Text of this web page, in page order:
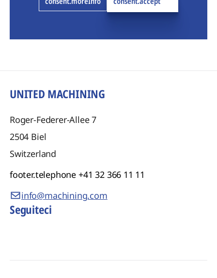
UNITED MACHINING
Roger-Federer-Allee 7
2504 Biel
Switzerland
footer.telephone +41 32 366 11 11
info@machining.com
Seguiteci